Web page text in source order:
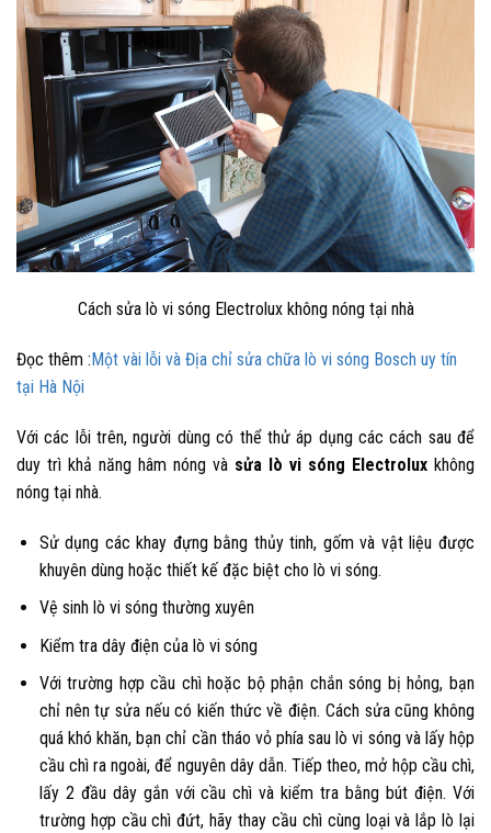
Cách sửa lò vi sóng Electrolux không nóng tại nhà
Đọc thêm :Một vài lỗi và Địa chỉ sửa chữa lò vi sóng Bosch uy tín
tại Hà Nội
Với các lỗi trên, người dùng có thể thử áp dụng các cách sau để
duy trì khả năng hâm nóng và sửa lò vi sóng Electrolux không
nóng tại nhà.
Sử dụng các khay đựng bằng thủy tinh, gốm và vật liệu được
khuyên dùng hoặc thiết kế đặc biệt cho lò vi sóng.
Vệ sinh lò vi sóng thường xuyên
Kiểm tra dây điện của lò vi sóng
Với trường hợp cầu chì hoặc bộ phận chắn sóng bị hỏng, bạn
chỉ nên tự sửa nếu có kiến thức về điện. Cách sửa cũng không
quá khó khăn, bạn chỉ cần tháo vỏ phía sau lò vi sóng và lấy hộp
cầu chì ra ngoài, để nguyên dây dẫn. Tiếp theo, mở hộp cầu chì,
lấy 2 đầu dây gắn với cầu chì và kiểm tra bằng bút điện. Với
trường hợp cầu chì đứt, hãy thay cầu chì cùng loại và lắp lò lại